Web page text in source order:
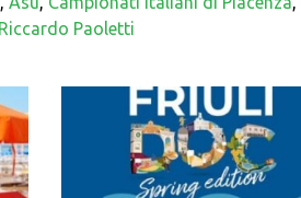
Riccardo Paoletti